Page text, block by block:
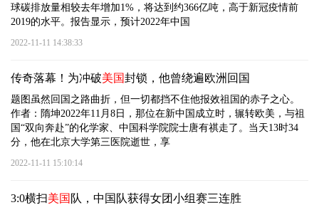
球碳排放量相较去年增加1%，将达到约366亿吨，高于新冠疫情前
2019的水平。报告显示，预计2022年中国
2022-11-11 14:38:33
传奇落幕！为冲破美国封锁，他曾绕遍欧洲回国
题图虽然回国之路曲折，但一切都挡不住他报效祖国的赤子之心。
作者：隋坤2022年11月8日，那位在新中国成立时，辗转欧美，与祖
国“双向奔赴”的化学家、中国科学院院士唐有祺走了。当天13时34
分，他在北京大学第三医院逝世，享
2022-11-11 15:10:14
3:0横扫美国 队，中国队获得女团小组赛三连胜